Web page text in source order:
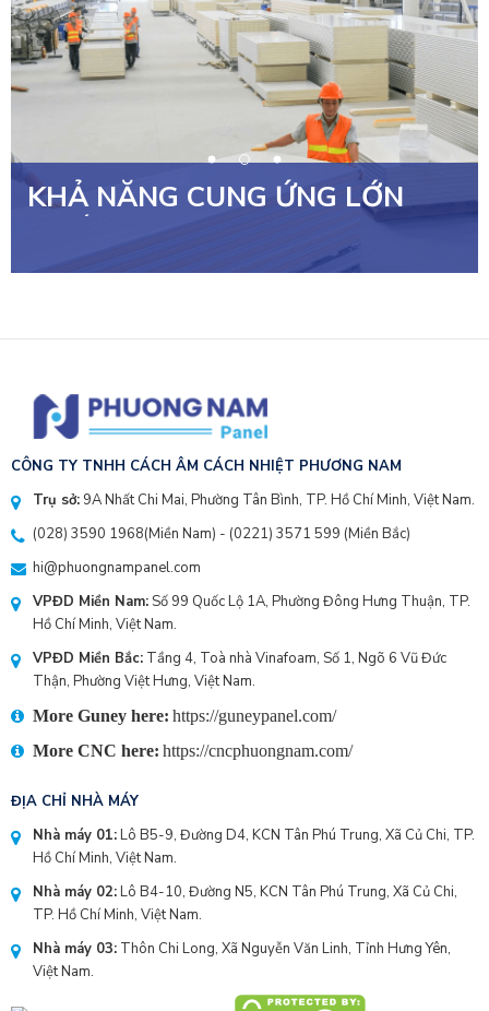
KHẢ NĂNG CUNG ỨNG LỚN
CÔNG TY TNHH CÁCH ÂM CÁCH NHIỆT PHƯƠNG NAM
Trụ sở: 9A Nhất Chi Mai, Phường Tân Bình, TP. Hồ Chí Minh, Việt Nam.
(028) 3590 1968(Miền Nam) - (0221) 3571 599 (Miền Bắc)
hi@phuongnampanel.com
VPĐD Miền Nam:Số 99 Quốc Lộ 1A, Phường Đông Hưng Thuận, TP.
Hồ Chí Minh, Việt Nam.
VPĐD Miền Bắc: Tầng 4, Toà nhà Vinafoam, Số 1, Ngõ 6 Vũ Đức
Thận, Phường Việt Hưng, Việt Nam.
More Guney here: https://guneypanel.com/
More CNC here: https://cncphuongnam.com/
ĐỊA CHỈ NHÀ MÁY
Nhà máy 01:Lô B5-9, Đường D4, KCN Tân Phú Trung, Xã Củ Chi, TP.
Hồ Chí Minh, Việt Nam.
Nhà máy 02:Lô B4-10, Đường N5, KCN Tân Phú Trung, Xã Củ Chi,
TP. Hồ Chí Minh, Việt Nam.
Nhà máy 03: Thôn Chi Long, Xã Nguyễn Văn Linh, Tỉnh Hưng Yên,
Việt Nam.